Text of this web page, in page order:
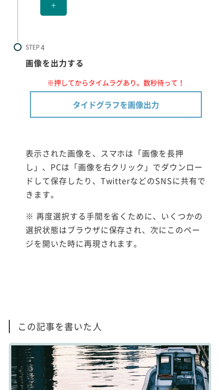
＋
STEP
画像を出力する
※押してからタイムラグあり。数秒待って！
タイドグラフを画像出力
表示された画像を、スマホは「画像を長押
し」、PCは「画像を右クリック」でダウンロー
ドして保存したり、TwitterなどのSNSに共有で
きます。
※ 再度選択する手間を省くために、いくつかの
選択状態はブラウザに保存され、次にこのペー
ジを開いた時に再現されます。
この記事を書いた人